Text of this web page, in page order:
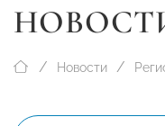
Новости